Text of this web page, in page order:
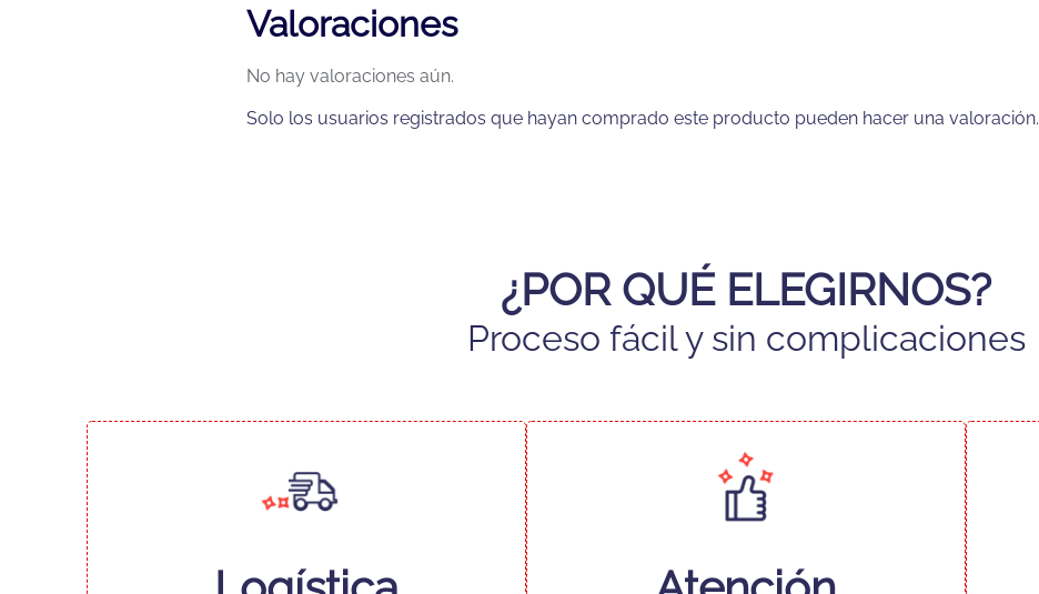
Valoraciones
No hay valoraciones aún.
Solo los usuarios registrados que hayan comprado este producto pueden hacer una valoración.
¿POR QUÉ ELEGIRNOS?
Proceso fácil y sin complicaciones